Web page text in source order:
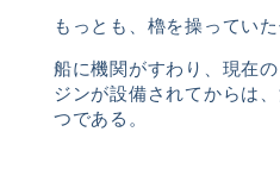
もっとも、櫓を操ってい
船に機関がすわり、現在
ジンが設備されてからは
つである。